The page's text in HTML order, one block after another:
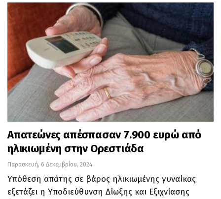
Απατεώνες απέσπασαν 7.900 ευρώ από
ηλικιωμένη στην Ορεστιάδα
Παρασκευή, 6 Δεκεμβρίου, 2024
Υπόθεση απάτης σε βάρος ηλικιωμένης γυναίκας
εξετάζει η Υποδιεύθυνση Δίωξης και Εξιχνίασης